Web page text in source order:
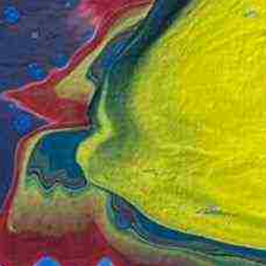
2024 bis Februar 2025